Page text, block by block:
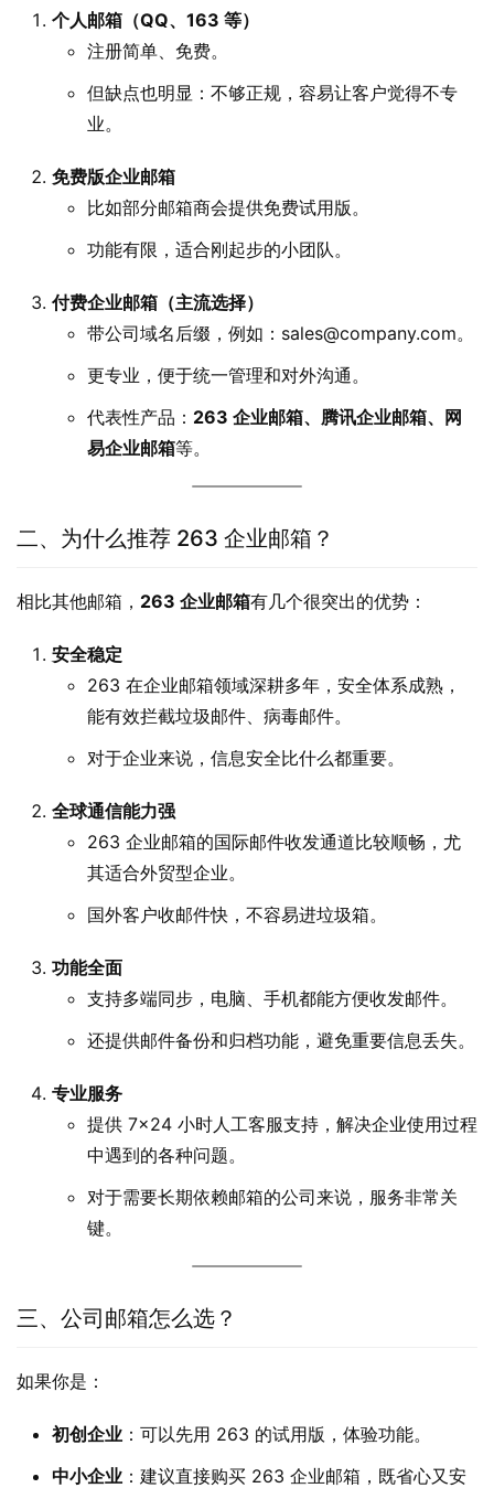
个人邮箱（QQ、163 等）
注册简单、免费。
但缺点也明显：不够正规，容易让客户觉得不专
业。
免费版企业邮箱
比如部分邮箱商会提供免费试用版。
功能有限，适合刚起步的小团队。
付费企业邮箱（主流选择）
带公司域名后缀，例如：sales@company.com。
更专业，便于统一管理和对外沟通。
代表性产品： 263 企业邮箱、腾讯企业邮箱、网
易企业邮箱等。
二、为什么推荐 263 企业邮箱？
相比其他邮箱， 263 企业邮箱有几个很突出的优势：
安全稳定
263 在企业邮箱领域深耕多年，安全体系成熟，
能有效拦截垃圾邮件、病毒邮件。
对于企业来说，信息安全比什么都重要。
全球通信能力强
263 企业邮箱的国际邮件收发通道比较顺畅，尤
其适合外贸型企业。
国外客户收邮件快，不容易进垃圾箱。
功能全面
支持多端同步，电脑、手机都能方便收发邮件。
还提供邮件备份和归档功能，避免重要信息丢失。
专业服务
提供 7×24 小时人工客服支持，解决企业使用过程
中遇到的各种问题。
对于需要长期依赖邮箱的公司来说，服务非常关
键。
三、公司邮箱怎么选？
如果你是：
初创企业 ：可以先用 263 的试用版，体验功能。
中小企业 ：建议直接购买 263 企业邮箱，既省心又安